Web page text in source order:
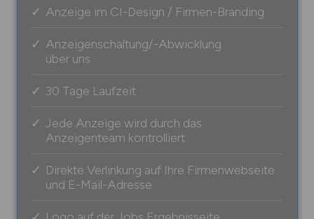
Anzeige im CI-Design / Firmen-Branding
Anzeigenschaltung/-Abwicklung
über uns
30 Tage Laufzeit
Jede Anzeige wird durch das
Anzeigenteam kontrolliert
Direkte Verlinkung auf Ihre Firmenwebseite
und E-Mail-Adresse